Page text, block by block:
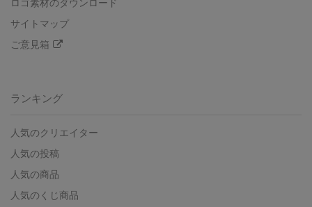
ロゴ素材のダウンロード
サイトマップ
ご意見箱
ランキング
人気のクリエイター
人気の投稿
人気の商品
人気のくじ商品